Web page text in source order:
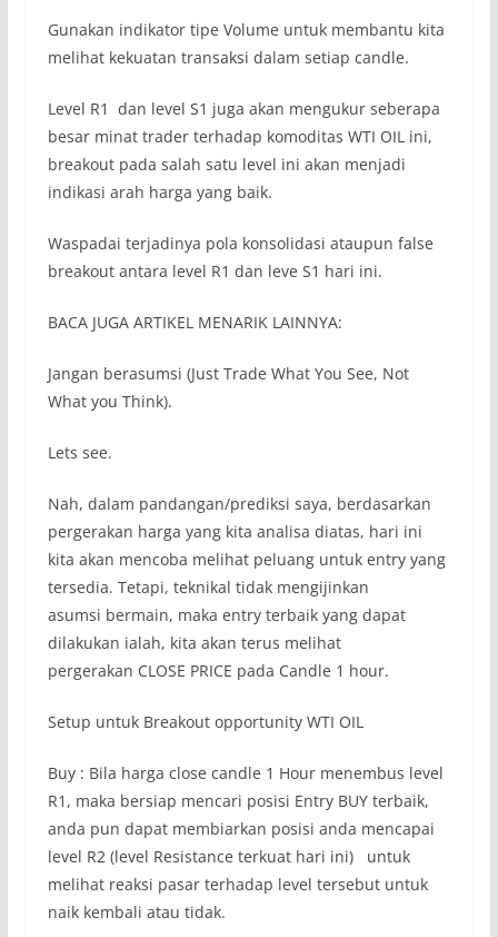
Gunakan indikator tipe Volume untuk membantu kita
melihat kekuatan transaksi dalam setiap candle.
Level R1 dan level S1 juga akan mengukur seberapa
besar minat trader terhadap komoditas WTI OIL ini,
breakout pada salah satu level ini akan menjadi
indikasi arah harga yang baik.
Waspadai terjadinya pola konsolidasi ataupun false
breakout antara level R1 dan leve S1 hari ini.
BACA JUGA ARTIKEL MENARIK LAINNYA:
Jangan berasumsi (Just Trade What You See, Not
What you Think).
Lets see.
Nah, dalam pandangan/prediksi saya, berdasarkan
pergerakan harga yang kita analisa diatas, hari ini
kita akan mencoba melihat peluang untuk entry yang
tersedia. Tetapi, teknikal tidak mengijinkan
asumsi bermain, maka entry terbaik yang dapat
dilakukan ialah, kita akan terus melihat
pergerakan CLOSE PRICE pada Candle 1 hour.
Setup untuk Breakout opportunity WTI OIL
Buy : Bila harga close candle 1 Hour menembus level
R1, maka bersiap mencari posisi Entry BUY terbaik,
anda pun dapat membiarkan posisi anda mencapai
level R2 (level Resistance terkuat hari ini) untuk
melihat reaksi pasar terhadap level tersebut untuk
naik kembali atau tidak.